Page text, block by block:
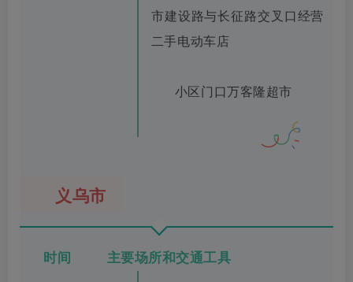
市建设路与长征路交叉口经营
二手电动车店
小区门口万客隆超市
义乌市
时间 主要场所和交通工具